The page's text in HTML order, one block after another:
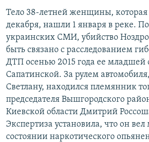
Тело 38-летней женщины, которая
декабря, нашли 1 января в реке.
украинских СМИ, убийство
быть связано с расследованием
ДТП осенью 2015 года ее младшей
Сапатинской. За рулем
Светлану, находился племянник
председателя Вышгородского
Киевской области Дмитрий
Экспертиза установила, что он
состоянии наркотического